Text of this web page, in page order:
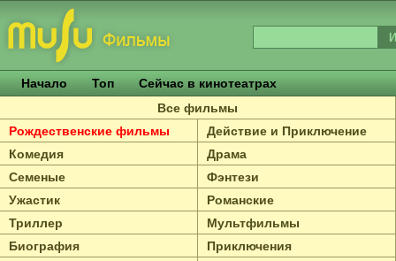
Начало Топ
Сейчас в кинотеатрах
Все фильмы
Рождественские фильмы
Действие и Приключение
Комедия
Драма
Семеные
Фэнтези
Ужастик
Романские
Триллер
Мультфильмы
Биография
Приключения